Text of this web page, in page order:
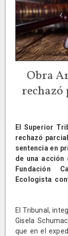
Obra
rechazó
El Superior
rechazó
sentencia en
de una acción
Fundación
Ecologista
El Tribunal,
Gisela
que en el